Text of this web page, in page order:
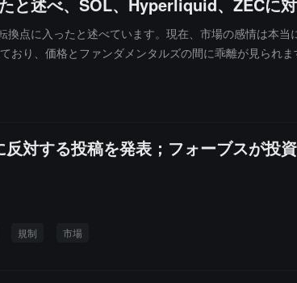
点に入ったと述べています。現在、市場の感情は本
り、価格とファンダメンタルズの間に乖離が見られ
トパンク」価値観の回帰を代表していると考えてお
対する投稿を発表；フォーブスが投
規制 市場